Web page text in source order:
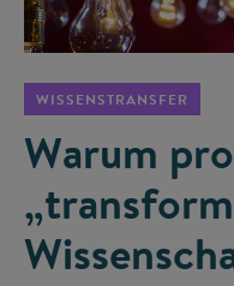
WISSENSTRANSFER
Warum